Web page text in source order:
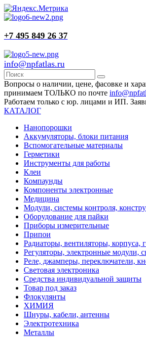
+7 495 849 26 37
info@npfatlas.ru
Вопросы о наличии, цене, фасовке и
принимаем ТОЛЬКО по почте
Работаем только с юр. лицами и ИП.
КАТАЛОГ
Нанопорошки
Аккумуляторы, блоки питания
Вспомогательные материалы
Герметики
Инструменты для работы
Клеи
Компаунды
Компоненты электронные
Медицина
Модули, системы контроля,
Оборудование для пайки
Приборы измерительные
Припои
Радиаторы, вентиляторы, корпуса,
Регуляторы, электронные модули,
Реле, джамперы, переключатели,
Световая электроника
Средства индивидуальной защиты
Товар под заказ
Флокулянты
ХИМИЯ
Шнуры, кабели, антенны
Электротехника
Металлы